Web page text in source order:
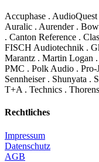
Accuphase .
Auralic . Aurender .
. Canton Reference .
FISCH Audiotechnik .
Marantz . Martin Logan
PMC . Polk Audio .
Sennheiser . Shunyata .
T+A . Technics .
Rechtliches
Impressum
Datenschutz
AGB